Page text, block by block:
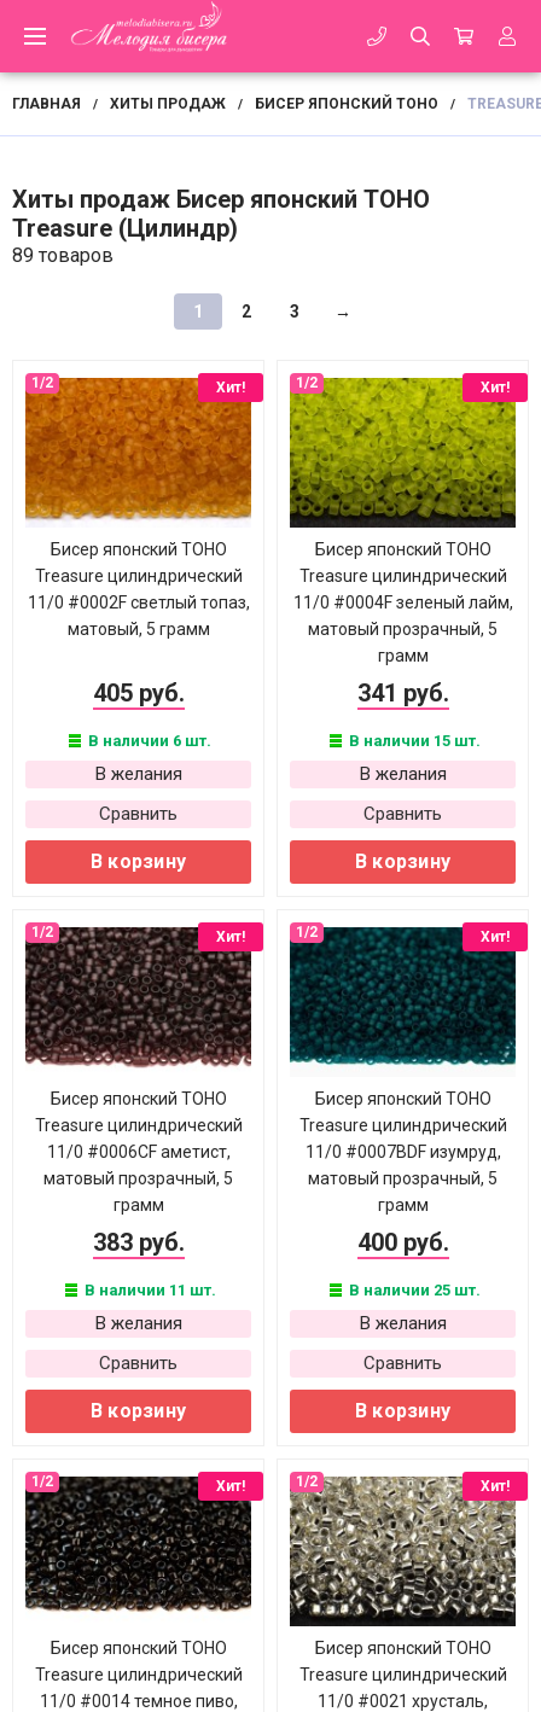
ГЛАВНАЯ / ХИТЫ ПРОДАЖ / БИСЕР ЯПОНСКИЙ TOHO /
Хиты продаж Бисер японский TOHO
Treasure (Цилиндр)
89 товаров
1 2 3 →
Хит!
Бисер японский TOHO
Treasure цилиндрический
11/0 #0002F светлый топаз,
матовый, 5 грамм
405 руб.
В наличии 6 шт.
В желания
Сравнить
В корзину
Хит!
Бисер японский TOHO
Treasure цилиндрический
11/0 #0004F зеленый лайм,
матовый прозрачный, 5
грамм
341 руб.
В наличии 15 шт.
В желания
Сравнить
В корзину
Хит!
Бисер японский TOHO
Treasure цилиндрический
11/0 #0006CF аметист,
матовый прозрачный, 5
грамм
383 руб.
В наличии 11 шт.
В желания
Сравнить
В корзину
Хит!
Бисер японский TOHO
Treasure цилиндрический
11/0 #0007BDF изумруд,
матовый прозрачный, 5
грамм
400 руб.
В наличии 25 шт.
В желания
Сравнить
В корзину
Хит!
Бисер японский TOHO
Treasure цилиндрический
11/0 #0014 темное пиво,
Хит!
Бисер японский TOHO
Treasure цилиндрический
11/0 #0021 хрусталь,